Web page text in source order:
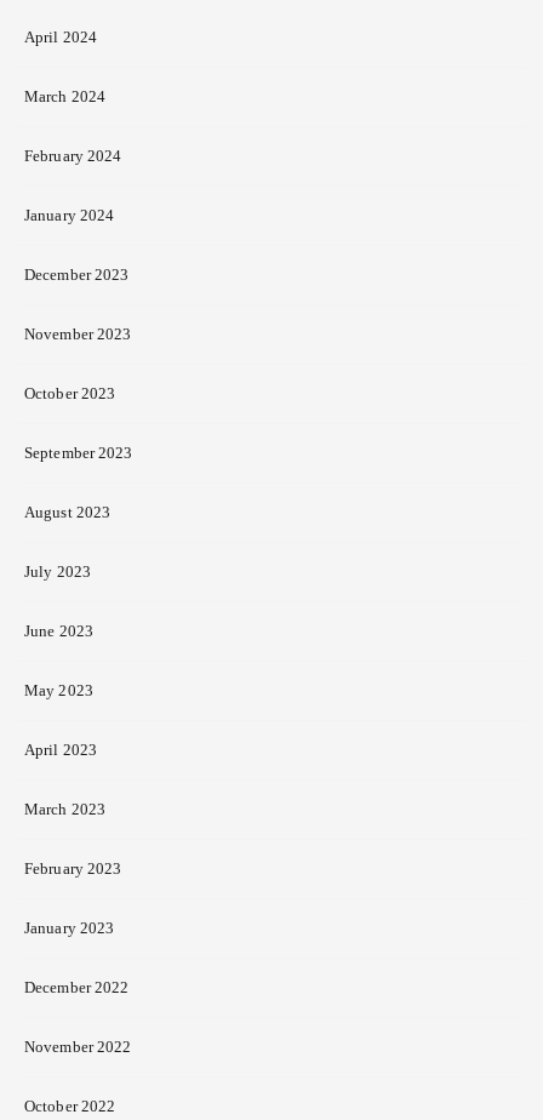
April 2024
March 2024
February 2024
January 2024
December 2023
November 2023
October 2023
September 2023
August 2023
July 2023
June 2023
May 2023
April 2023
March 2023
February 2023
January 2023
December 2022
November 2022
October 2022